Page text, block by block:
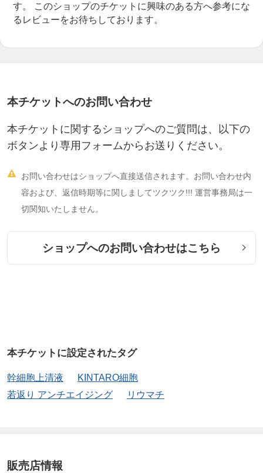
す。
このショップのチケットに興味のある方へ参考にな
るレビューをお待ちしております。
本チケットへのお問い合わせ
本チケットに関するショップへのご質問は、以下の
ボタンより専用フォームからお送りください。

お問い合わせはショップへ直接送信されます。お問い合わせ内
容および、返信時期等に関しましてツクツク!!! 運営事務局は一
切関知いたしません。
ショップへのお問い合わせはこちら
本チケットに設定されたタグ
幹細胞上清液
KINTARO細胞
若返り アンチエイジング
リウマチ
販売店情報